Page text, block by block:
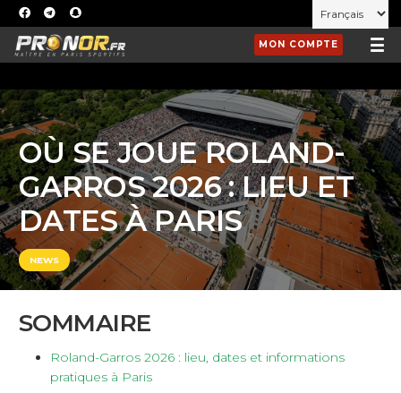
MON COMPTE
OÙ SE JOUE ROLAND-
GARROS 2026 : LIEU ET
DATES À PARIS
NEWS
SOMMAIRE
Roland-Garros 2026 : lieu, dates et informations
pratiques à Paris